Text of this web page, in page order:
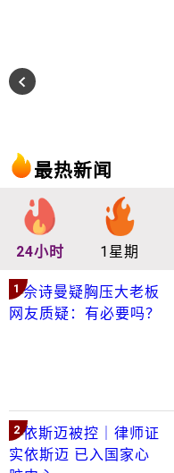
最热新闻
24小时 1星期
1
2